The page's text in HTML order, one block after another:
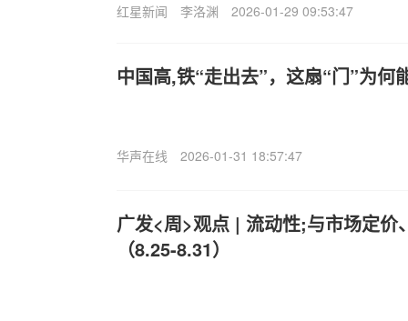
红星新闻 李洛渊 2026-01-29 09:53:47
中国高,铁“走出去”，这扇“门”为何
华声在线 2026-01-31 18:57:47
广发<周>观点 | 流动性;与市场定价
（8.25-8.31）